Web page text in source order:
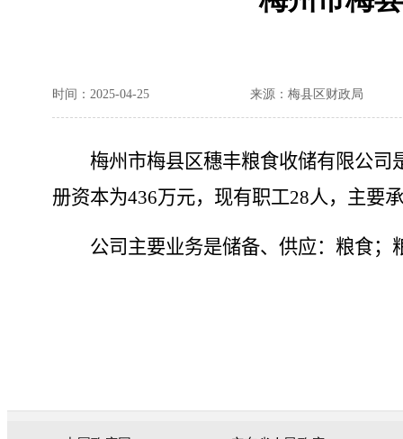
时间：2025-04-25 来源：梅县区财政局
梅州市梅县区穗丰粮食收储有限公
册资本为436万元，现有职工28人，主要
公司主要业务是储备、供应：粮食；